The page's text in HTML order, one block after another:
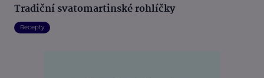
Tradiční svatomartinské rohlíčky
Recepty